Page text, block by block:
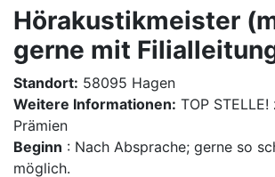
Hörakustikmeister
gerne mit
Standort: 58095 Hagen
Weitere Informationen: TOP
Prämien
Beginn : Nach Absprache; gerne so
möglich.